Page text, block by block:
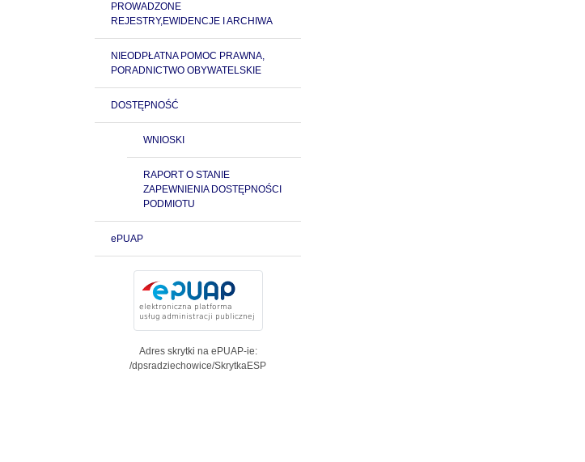
PROWADZONE
REJESTRY,EWIDENCJE I ARCHIWA
NIEODPŁATNA POMOC PRAWNA,
PORADNICTWO OBYWATELSKIE
DOSTĘPNOŚĆ
WNIOSKI
RAPORT O STANIE
ZAPEWNIENIA DOSTĘPNOŚCI
PODMIOTU
ePUAP
Adres skrytki na ePUAP-ie:
/dpsradziechowice/SkrytkaESP